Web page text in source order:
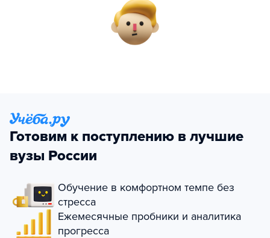
Готовим к поступлению в лучшие
вузы России
Обучение в комфортном темпе без
стресса
Ежемесячные пробники и аналитика
прогресса